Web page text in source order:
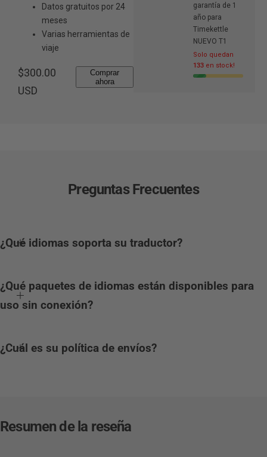
Datos gratuitos por 24
meses
Varias herramientas de
viaje
P
r
a
l
$300.00
USD
Comprar
ahora
garantía de 1
año para
Timekettle
NUEVO T1
Solo quedan
133 en stock!
Preguntas Frecuentes
¿Qué idiomas soporta su traductor?
¿Qué paquetes de idiomas están disponibles para
uso sin conexión?
¿Cuál es su política de envíos?
Resumen de la reseña